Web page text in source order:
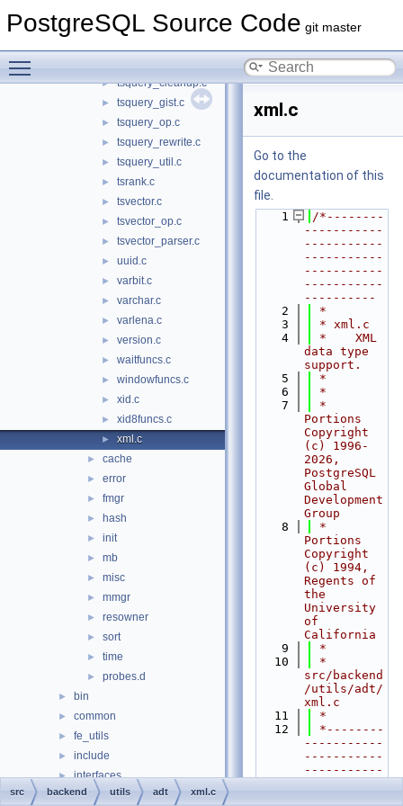
PostgreSQL Source Code git master
► tsginidx.c
► tsquery_cleanup.c
► tsquery_gist.c
► tsquery_op.c
► tsquery_rewrite.c
► tsquery_util.c
► tsrank.c
► tsvector.c
► tsvector_op.c
► tsvector_parser.c
► uuid.c
► varbit.c
► varchar.c
► varlena.c
► version.c
► waitfuncs.c
► windowfuncs.c
► xid.c
► xid8funcs.c
► xml.c
► cache
► error
► fmgr
► hash
► init
► mb
► misc
► mmgr
► resowner
► sort
► time
► probes.d
► bin
► common
► fe_utils
► include
► interfaces
► pl
xml.c
Go to the
documentation of this
file.
    1
/*--------
-----------
-----------
-----------
-----------
-----------
----------
    2
*
    3
* xml.c
    4
*    XML
data type
support.
    5
*
    6
*
    7
*
Portions
Copyright
(c) 1996-
2026,
PostgreSQL
Global
Development
Group
    8
*
Portions
Copyright
(c) 1994,
Regents of
the
University
of
California
    9
*
   10
*
src/backend
/utils/adt/
xml.c
   11
*
   12
*--------
-----------
-----------
-----------
src backend utils adt xml.c